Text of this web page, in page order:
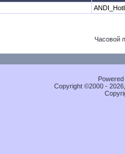
Часовой
Copyright ©2000 -